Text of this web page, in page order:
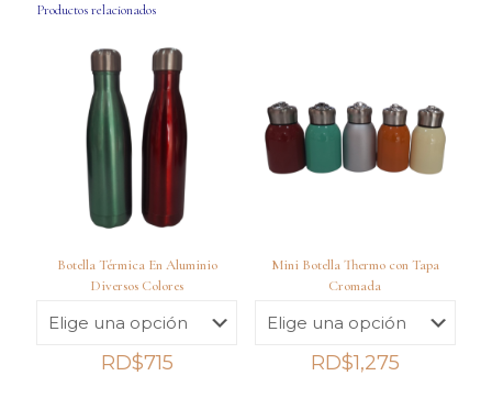
Productos relacionados
Botella Térmica En Aluminio
Diversos Colores
RD$715
Mini Botella Thermo con Tapa
Cromada
RD$1,275